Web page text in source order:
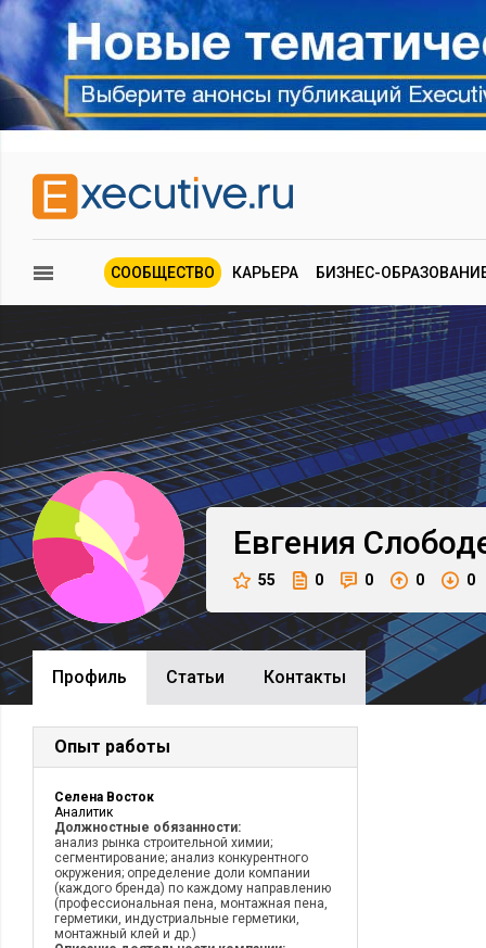
СООБЩЕСТВО КАРЬЕРА БИЗНЕС-
Евгения
55 0 0 0 0
Профиль Cтатьи Контакты
Опыт работы
Селена Восток
Аналитик
Должностные обязанности:
анализ рынка строительной химии;
сегментирование; анализ конкурентного
окружения; определение доли компании
(каждого бренда) по каждому направлению
(профессиональная пена, монтажная пена,
герметики, индустриальные герметики,
монтажный клей и др.)